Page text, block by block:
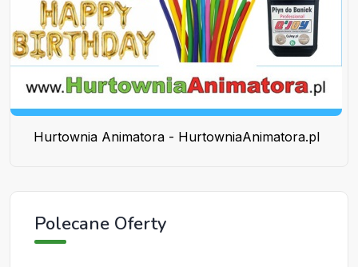
Hurtownia Animatora - HurtowniaAnimatora.pl
Polecane Oferty